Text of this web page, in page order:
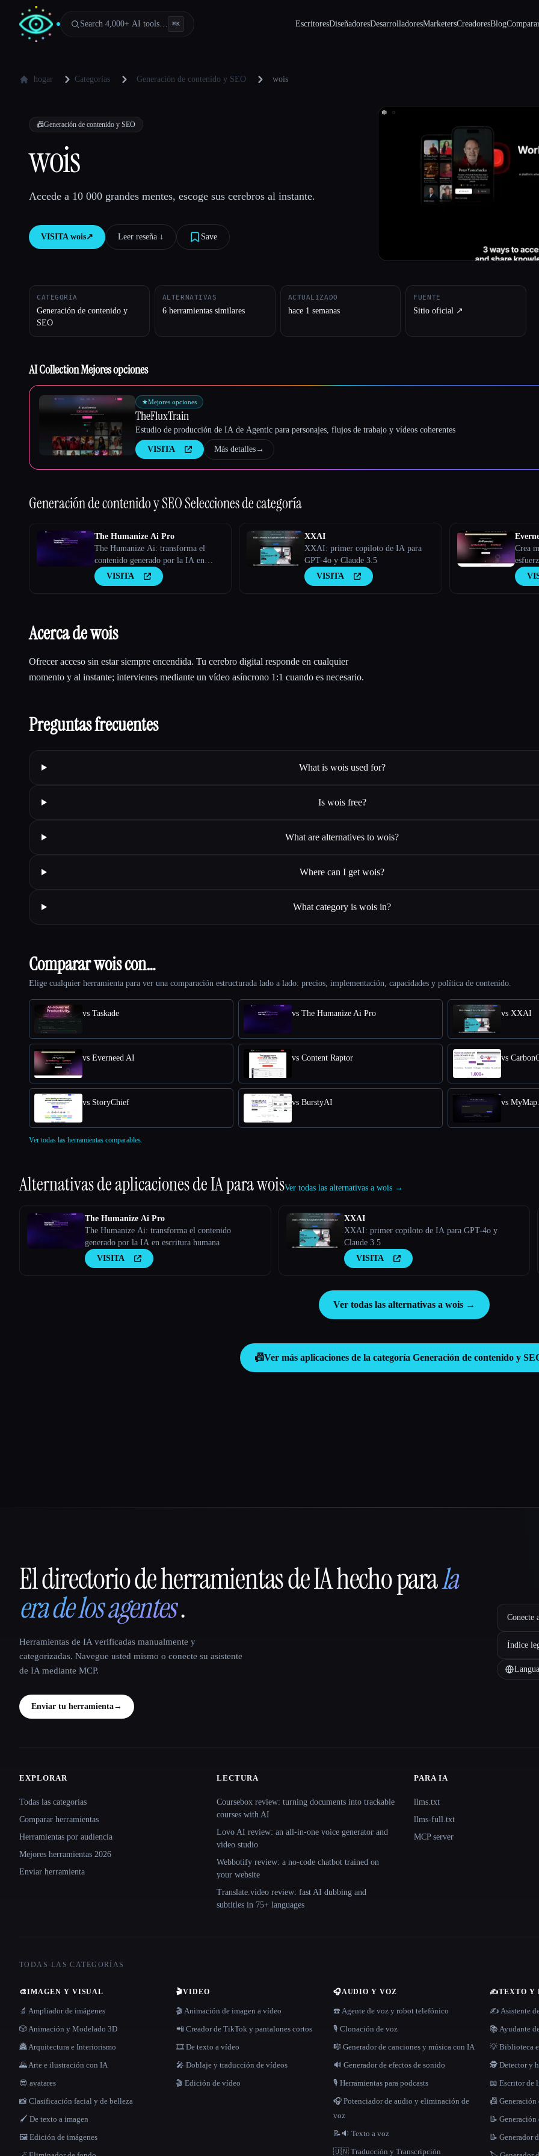
Search 4,000+ AI tools… ⌘K EscritoresDiseñadoresDesarrolladoresMarketersCreadoresBlog
hogar Categorías Generación de contenido y SEO wois
📠Generación de contenido y SEO
wois
Accede a 10 000 grandes mentes, escoge sus cerebros al instante.
VISITA wois↗︎ Leer reseña ↓︎ Save
CATEGORÍA
Generación de contenido y
SEO
ALTERNATIVAS
6 herramientas similares
ACTUALIZADO
hace 1 semanas
FUENTE
Sitio oficial ↗︎
AI Collection Mejores opciones
★Mejores opciones
TheFluxTrain
Estudio de producción de IA de Agentic para personajes, flujos de trabajo y vídeos coherentes
VISITA Más detalles→
Generación de contenido y SEOSelecciones de categoría
The Humanize Ai Pro
The Humanize Ai: transforma el
contenido generado por la IA en
escritura humana
VISITA
XXAI
XXAI: primer copiloto de IA para
GPT-4o y Claude 3.5
VISITA
Crea
Acerca de wois
Ofrecer acceso sin estar siempre encendida. Tu cerebro digital responde en cualquier
momento y al instante; intervienes mediante un vídeo asíncrono 1:1 cuando es necesario.
Preguntas frecuentes
What is wois used for?
Is wois free?
What are alternatives to wois?
Where can I get wois?
What category is wois in?
Comparar wois con…
Elige cualquier herramienta para ver una comparación estructurada lado a lado: precios, implementación, capacidades y política de contenido.
vs Taskade vs The Humanize Ai Pro vs XXAI
vs Everneed AI vs Content Raptor vs
vs StoryChief vs BurstyAI vs
Ver todas las herramientas comparables.
Alternativas de aplicaciones de IA parawoisVer todas las alternativas a wois →
The Humanize Ai Pro
The Humanize Ai: transforma el contenido
generado por la IA en escritura humana
VISITA
XXAI
XXAI: primer copiloto de IA para GPT-4o y
Claude 3.5
VISITA
Ver todas las alternativas a wois →
📠Ver más aplicaciones de la categoría Generación de contenido y
That AI Collection
El directorio de herramientas de IA hecho parala
era de los agentes.
Herramientas de IA verificadas manualmente y
categorizadas. Navegue usted mismo o conecte su asistente
de IA mediante MCP.
Enviar tu herramienta→
Conecte
Índice
Site navigation
EXPLORAR
Todas las categorías
Comparar herramientas
Herramientas por audiencia
Mejores herramientas 2026
Enviar herramienta
LECTURA
Coursebox review: turning documents into trackable
courses with AI
Lovo AI review: an all-in-one voice generator and
video studio
Webbotify review: a no-code chatbot trained on
your website
Translate.video review: fast AI dubbing and
subtitles in 75+ languages
PARA IA
llms.txt
llms-full.txt
MCP server
TODAS LAS CATEGORÍAS
🎨IMAGEN Y VISUAL
🔬 Ampliador de imágenes
🎲 Animación y Modelado 3D
🏯 Arquitectura e Interiorismo
🌄 Arte e ilustración con IA
😎 avatares
📸 Clasificación facial y de belleza
🖌️ De texto a imagen
🖼️ Edición de imágenes
🎬VIDEO
🎬 Animación de imagen a vídeo
📲 Creador de TikTok y pantalones cortos
🎞️ De texto a vídeo
🎤 Doblaje y traducción de vídeos
🎬 Edición de vídeo
🎧AUDIO Y VOZ
☎️ Agente de voz y robot telefónico
🎙️ Clonación de voz
🎼 Generador de canciones y música con IA
🔊 Generador de efectos de sonido
🎙️ Herramientas para podcasts
🎧 Potenciador de audio y eliminación de
voz
📝🔉 Texto a voz
🇺🇳 Traducción y Transcripción
✍️TEXTO Y
✍️ Asistente
📚 Ayudante
💡 Biblioteca
🕵️ Detector y
📖 Escritor de
📠
📝
📝 Generador